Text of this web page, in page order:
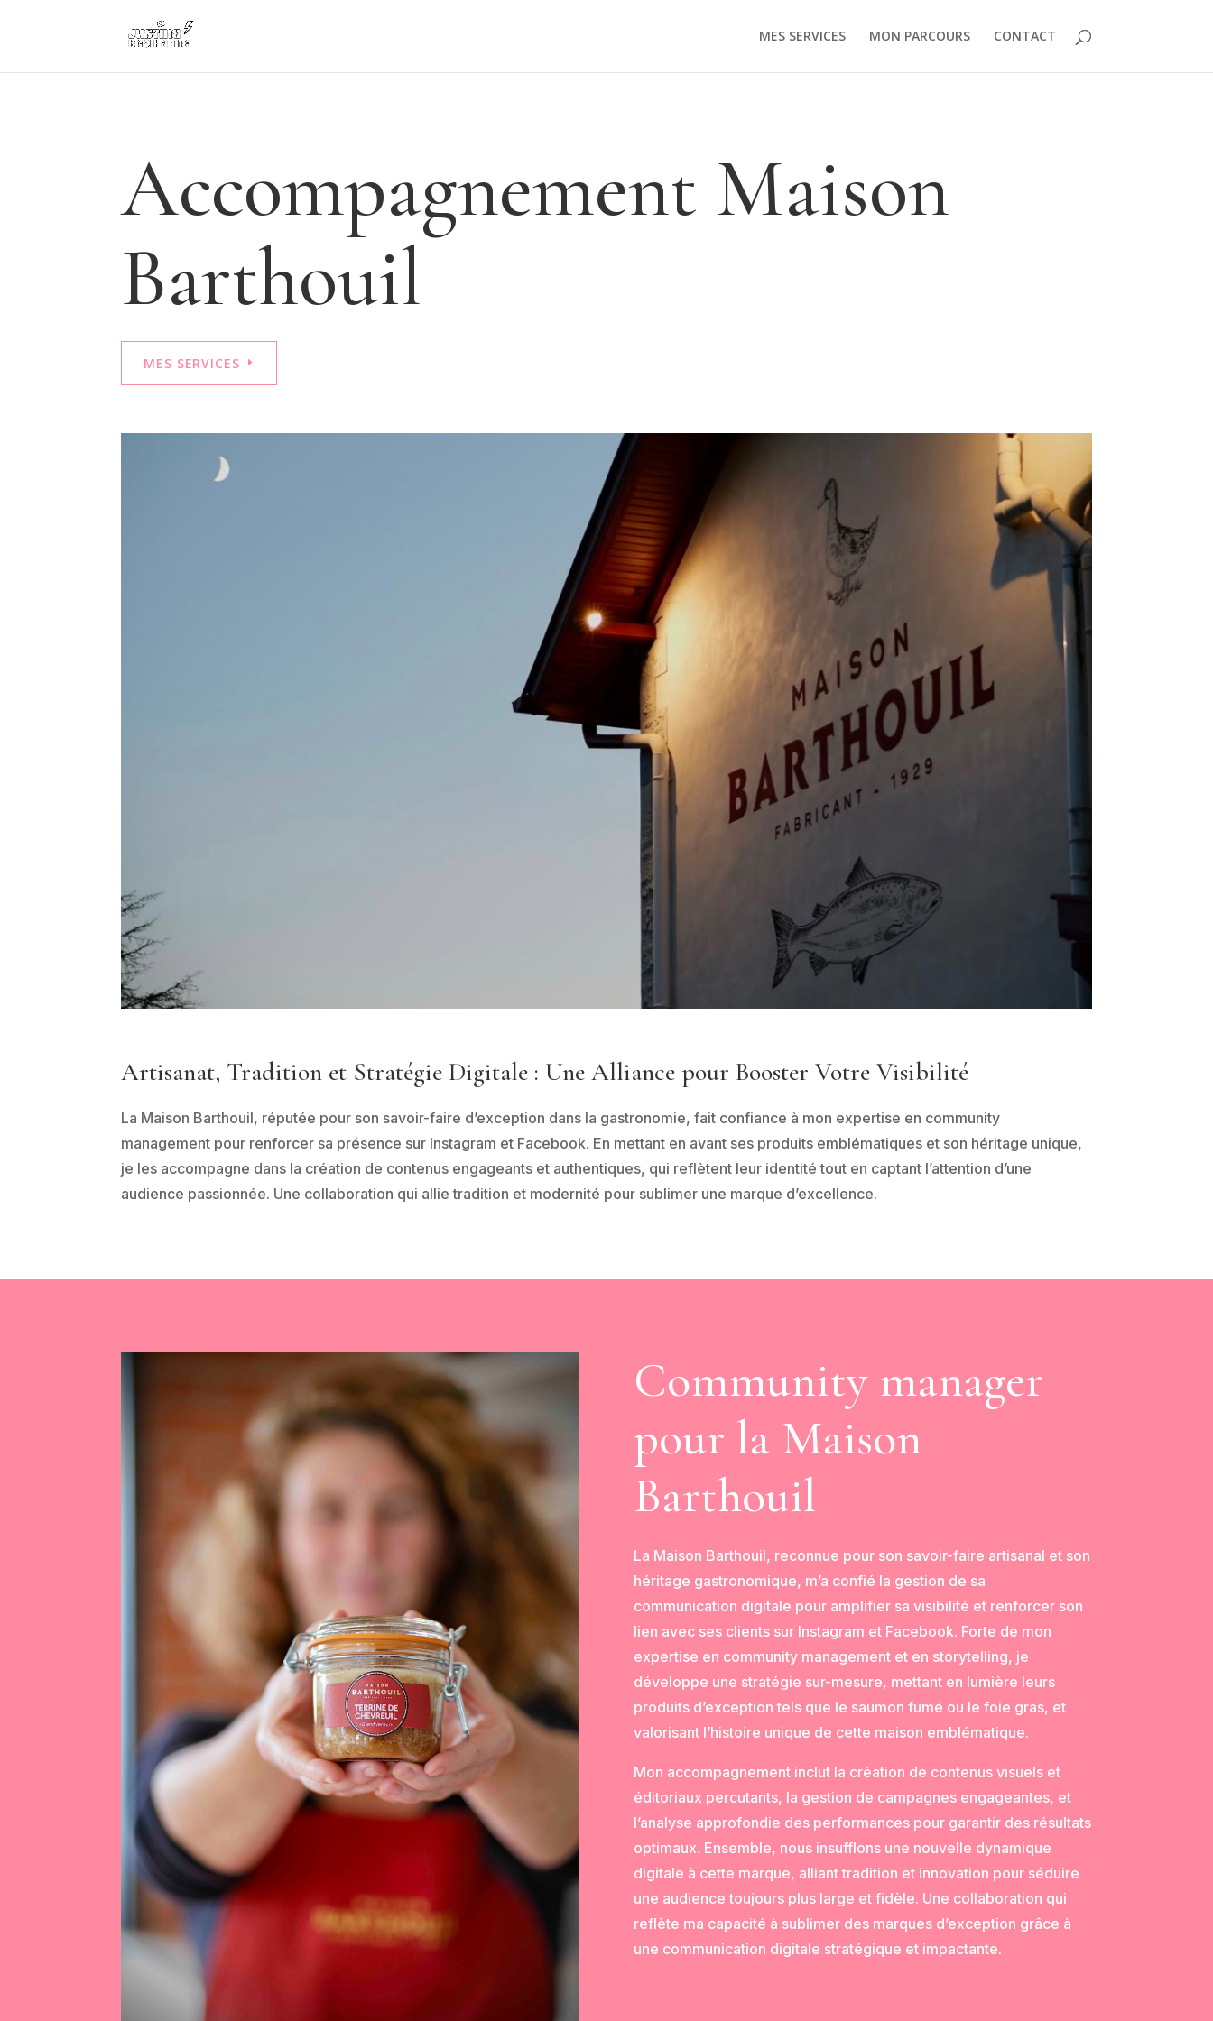
MES SERVICES MON PARCOURS CONTACT
Accompagnement Maison
Barthouil
MES SERVICES
Artisanat, Tradition et Stratégie Digitale : Une Alliance pour Booster Votre Visibilité
La Maison Barthouil, réputée pour son savoir-faire d’exception dans la gastronomie, fait confiance à mon expertise en community
management pour renforcer sa présence sur Instagram et Facebook. En mettant en avant ses produits emblématiques et son héritage unique,
je les accompagne dans la création de contenus engageants et authentiques, qui reflètent leur identité tout en captant l’attention d’une
audience passionnée. Une collaboration qui allie tradition et modernité pour sublimer une marque d’excellence.
Community manager
pour la Maison
Barthouil
La Maison Barthouil, reconnue pour son savoir-faire artisanal et son
héritage gastronomique, m’a confié la gestion de sa
communication digitale pour amplifier sa visibilité et renforcer son
lien avec ses clients sur Instagram et Facebook. Forte de mon
expertise en community management et en storytelling, je
développe une stratégie sur-mesure, mettant en lumière leurs
produits d’exception tels que le saumon fumé ou le foie gras, et
valorisant l’histoire unique de cette maison emblématique.
Mon accompagnement inclut la création de contenus visuels et
éditoriaux percutants, la gestion de campagnes engageantes, et
l’analyse approfondie des performances pour garantir des résultats
optimaux. Ensemble, nous insufflons une nouvelle dynamique
digitale à cette marque, alliant tradition et innovation pour séduire
une audience toujours plus large et fidèle. Une collaboration qui
reflète ma capacité à sublimer des marques d’exception grâce à
une communication digitale stratégique et impactante.